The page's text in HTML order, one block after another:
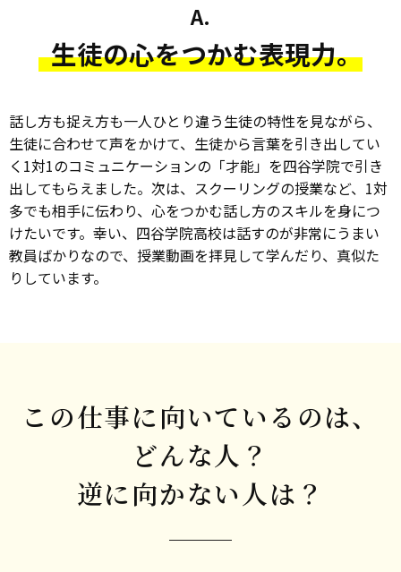
A.
生徒の心をつかむ表現力。
話し方も捉え方も一人ひとり違う生徒の特性を見ながら、
生徒に合わせて声をかけて、生徒から言葉を引き出してい
く1対1のコミュニケーションの「才能」を四谷学院で引き
出してもらえました。次は、スクーリングの授業など、1対
多でも相手に伝わり、心をつかむ話し方のスキルを身につ
けたいです。幸い、四谷学院高校は話すのが非常にうまい
教員ばかりなので、授業動画を拝見して学んだり、真似た
りしています。
この仕事に向いているのは、
どんな人？
逆に向かない人は？